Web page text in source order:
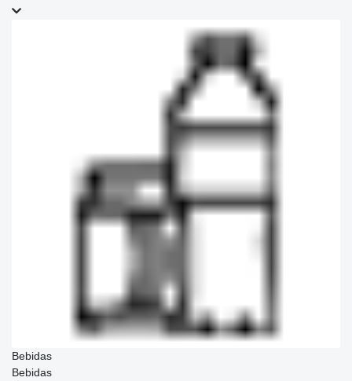
Bebidas
Bebidas